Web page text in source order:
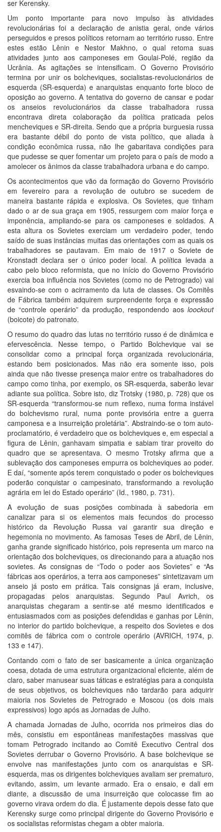
ser Kerensky.
Um ponto importante para novo impulso às atividades
revolucionárias foi a declaração de anistia geral, onde vários
perseguidos e presos políticos retornam ao território russo. Entre
estes estão Lênin e Nestor Makhno, o qual retoma suas
atividades junto aos camponeses em Goulai-Polé, região da
Ucrânia. As agitações se intensificam. O Governo Provisório
termina por unir os bolcheviques, socialistas-revolucionários de
esquerda (SR-esquerda) e anarquistas enquanto forte bloco de
oposição ao governo. A tentativa do governo de cansar e podar
os anseios revolucionários da classe trabalhadora russa
encontrava direta colaboração da política praticada pelos
mencheviques e SR-direita. Sendo que a própria burguesia russa
era bastante débil do ponto de vista político, que aliada à
condição econômica russa, não lhe gabaritava condições para
que pudesse se quer fomentar um projeto para o país de modo a
amolecer os ânimos da classe trabalhadora urbana e do campo.
Os acontecimentos que vão da formação do Governo Provisório
em fevereiro para a revolução de outubro se sucedem de
maneira bastante rápida e explosiva. Os Sovietes, que tinham
dado o ar de sua graça em 1905, ressurgem com maior força e
imponência, ampliando-se para os camponeses e soldados. A
esta altura os Sovietes exerciam um verdadeiro poder, tendo
saído de suas instâncias muitas das orientações com as quais os
trabalhadores se pautavam. Em maio de 1917 o Soviete de
Kronstadt declara ser o único poder local. A política levada a
cabo pelo bloco reformista, que no início do Governo Provisório
exercia boa influência nos Sovietes (como no de Petrogrado) vai
esvaindo-se com o acirramento da luta de classes. Os Comitês
de Fábrica também adquirem surpreendente força e expressão
de “controle operário” da produção, respondendo aos loockout
(boicote) do patronato.
O resumo do quadro das lutas no território russo é de dinâmica e
efervescência. Nesse tempo, o Partido Bolchevique vai se
consolidar como a principal força organizada revolucionária,
estando bem posicionados. Mas não era somente isso, pois
ainda que não tivesse presença maior entre os trabalhadores do
campo como tinha, por exemplo, os SR-esquerda, saberão levar
adiante sua política. Sobre isto, diz Trotsky (1980, p. 728) que os
SR-esquerda “transformou-se num reflexo, numa forma instável
do bolchevismo rural, numa ponte provisória entre a guerra
camponesa e a insurreição proletária”. Abstraindo-se o tom auto-
proclamatório, é verdadeiro que os bolcheviques e, em especial a
figura de Lênin, ganhavam simpatia e sabiam tirar proveito do
quadro que se apresentava. O mesmo Trotsky afirma que a
sublevação dos camponeses empurra os bolcheviques ao poder.
E daí, “somente após terem conquistado o poder os bolcheviques
poderão conquistar o campesinato, transformando a revolução
agrária em lei do Estado operário” (Id., 1980, p. 731).
A evolução de suas posições combinada à sabedoria em
canalizar para si os elementos mais fecundos do processo
histórico da Revolução Russa vai garantir sua direção e
hegemonia no movimento. As famosas Teses de Abril, de Lênin,
ganha grande significado histórico, pois representa um marco na
orientação dos bolcheviques, os direcionando para a atuação nos
sovietes. As consignas de “Todo o poder aos Sovietes” e “As
fábricas aos operários, a terra aos camponeses” sintetizavam um
anseio já posto em prática. Tais consignas já eram, inclusive,
propagadas pelos anarquistas. Segundo Paul Avrich, os
anarquistas chegaram a sentir-se até mesmo identificados e
entusiasmados com as posições defendidas e ganhas por Lênin,
no interior do partido bolchevique, a respeito dos Sovietes e dos
comitês de fábrica com o controle operário (AVRICH, 1974, p.
133 e 147).
Contando com o fato de ser basicamente a única organização
coesa, dotada de uma estrutura organizacional eficiente, além de
claro, saber manusear suas táticas e estratégias para a conquista
de seus objetivos, os bolcheviques não tardarão para adquirir
maioria nos Sovietes de Petrogrado e Moscou (os dois mais
expressivos) logo após as Jornadas de Julho.
A chamada Jornadas de Julho, ocorrida nos primeiros dias do
mês, consistiu em espontâneas manifestações massivas que
tomam Petrogrado incitando ao Comitê Executivo Central dos
Sovietes derrubar o Governo Provisório. A base bolchevique se
envolve nas manifestações junto com os anarquistas e SR-
esquerda, mas os dirigentes bolcheviques avaliam ser prematuro,
evitando, assim, um levante armado. Era o ensaio, e dali em
diante, a discussão de uma insurreição que colocasse fim ao
governo virava ordem do dia. É justamente depois desse fato que
Kerensky surge como principal dirigente do Governo Provisório e
os socialistas reformistas chegam a obter maioria.